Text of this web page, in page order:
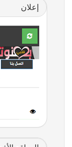
إعلان